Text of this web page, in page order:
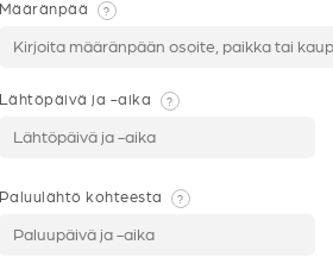
Määränpää ?
Lähtöpäivä ja -aika ?
Paluulähtö kohteesta ?